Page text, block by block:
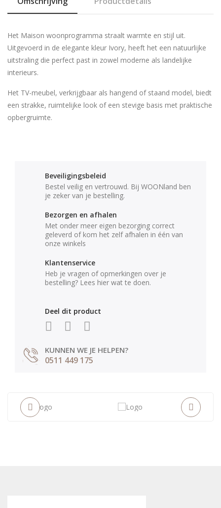
Het Maison woonprogramma straalt warmte en stijl uit.
Uitgevoerd in de elegante kleur Ivory, heeft het een natuurlijke
uitstraling die perfect past in zowel moderne als landelijke
interieurs.
Het TV-meubel, verkrijgbaar als hangend of staand model, biedt
een strakke, ruimtelijke look of een stevige basis met praktische
opbergruimte.
Beveiligingsbeleid
Bestel veilig en vertrouwd. Bij WOONland ben
je zeker van je bestelling.
Bezorgen en afhalen
Met onder meer eigen bezorging correct
geleverd of kom het zelf afhalen in één van
onze winkels
Klantenservice
Heb je vragen of opmerkingen over je
bestelling? Lees hier wat te doen.
Deel dit product
KUNNEN WE JE HELPEN?
0511 449 175